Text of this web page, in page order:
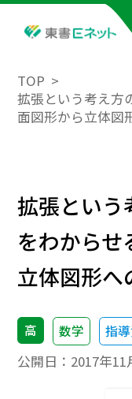
TOP
拡張という考え方
面図形から立体図
拡張という
をわからせ
立体図形へ
高 数学 指
公開日： 2017年11